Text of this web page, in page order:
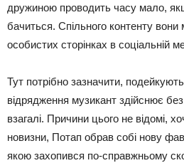
дружиною проводить часу мало,
бачиться. Спільного контенту
особистих сторінках в соціальній
Тут потрібно зазначити,
відрядження музикант здійснює
взагалі. Причини цього не відомі,
новизни, Потап обрав собі нову
якою захопився по-справжньому